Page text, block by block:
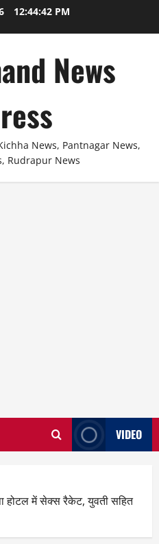
12:44:42 PM
News
News, Pantnagar News,
Rudrapur News
VIDEO
होटल में सेक्स रैकेट, युवती सहित